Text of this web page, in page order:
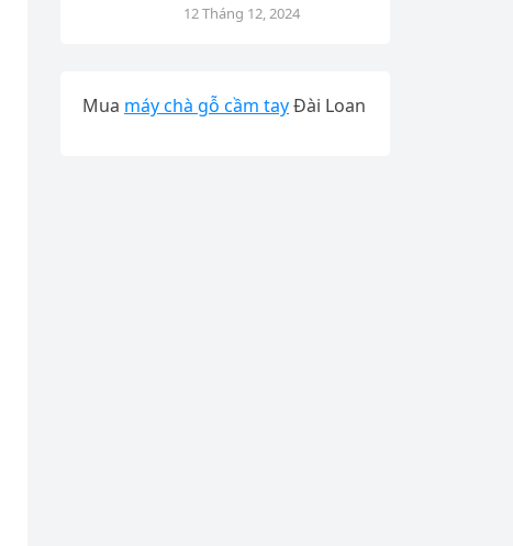
12 Tháng 12, 2024
Mua máy chà gỗ cầm tayĐài Loan